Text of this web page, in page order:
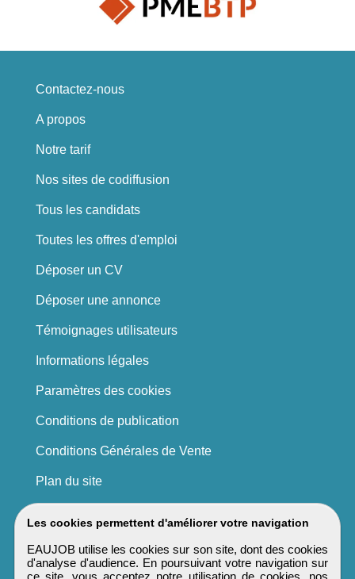
Les cookies permettent d'améliorer votre navigation
EAUJOB utilise les cookies sur son site, dont des cookies
d'analyse d'audience. En poursuivant votre navigation sur
ce site, vous acceptez notre utilisation de cookies, nos
Contactez-nous
A propos
Notre tarif
Nos sites de codiffusion
Tous les candidats
Toutes les offres d'emploi
Déposer un CV
Déposer une annonce
Témoignages utilisateurs
Informations légales
Paramètres des cookies
Conditions de publication
Conditions Générales de Vente
Plan du site